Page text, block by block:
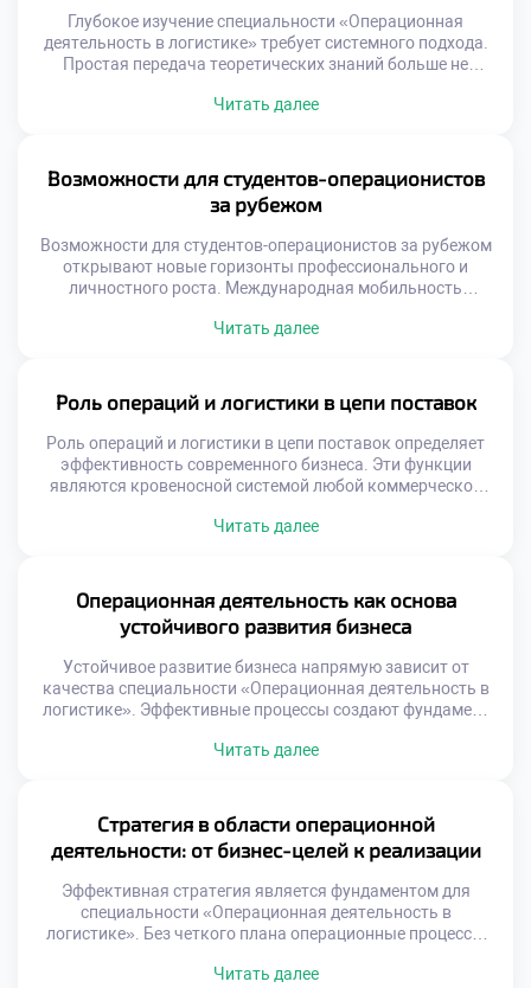
Глубокое изучение специальности «Операционная
деятельность в логистике» требует системного подхода.
Простая передача теоретических знаний больше не
быть интегрирован с реальными бизнес-процессами.
подготовке кадров. Современная система образования
трансформируется под запросы рынка труда. Учебные
планы синхронизируются с изменениями в […]
Читать далее
Возможности для студентов-операционистов
за рубежом
Возможности для студентов-операционистов за рубежом
открывают новые горизонты профессионального и
личностного роста. Международная мобильность
логистического образования. Глобальные цепочки
конкурентоспособность выпускника на рынке труда.
Осознанный подход к международной активности
расширяет карьерные перспективы. Логистика по своей
природе является транснациональной деятельностью.
Понимание специфики иностранных […]
Читать далее
Роль операций и логистики в цепи поставок
Роль операций и логистики в цепи поставок определяет
эффективность современного бизнеса. Эти функции
являются кровеносной системой любой коммерческой
не достигают потребителей. Операционная деятельность
Выпускники становятся архитекторами этой сложной
системы. Понимание данной роли открывает двери к
успешной карьере. Цепь […]
Читать далее
Операционная деятельность как основа
устойчивого развития бизнеса
Устойчивое развитие бизнеса напрямую зависит от
качества специальности «Операционная деятельность в
логистике». Эффективные процессы создают фундамент
операций стратегические цели остаются лишь
управление потоками снижает экологический след
производства. Социальная ответственность
интегрируется в ежедневные рутинные задачи
специалистов. Сегодня поступить […]
Читать далее
Стратегия в области операционной
деятельности: от бизнес-целей к реализации
Эффективная стратегия является фундаментом для
специальности «Операционная деятельность в
логистике». Без четкого плана операционные процессы
Стратегическое управление связывает глобальные цели
Читать далее